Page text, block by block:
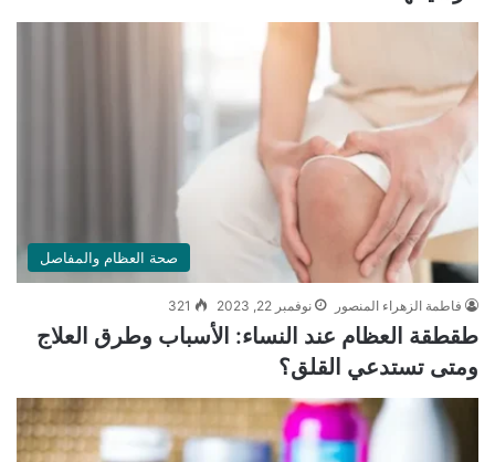
صحة العظام والمفاصل
فاطمة الزهراء المنصور نوفمبر 22, 2023 321
طقطقة العظام عند النساء: الأسباب وطرق العلاج
ومتى تستدعي القلق؟